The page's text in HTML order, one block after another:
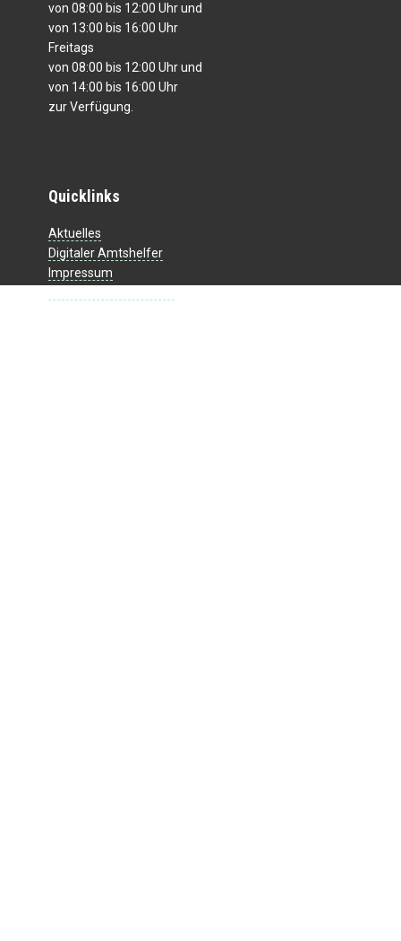
von 08:00 bis 12:00 Uhr und
von 13:00 bis 16:00 Uhr
Freitags
von 08:00 bis 12:00 Uhr und
von 14:00 bis 16:00 Uhr
zur Verfügung.
Quicklinks
Aktuelles
Digitaler Amtshelfer
Impressum